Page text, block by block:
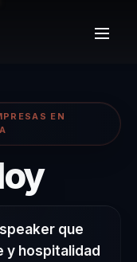
EN
–
que
y hospitalidad